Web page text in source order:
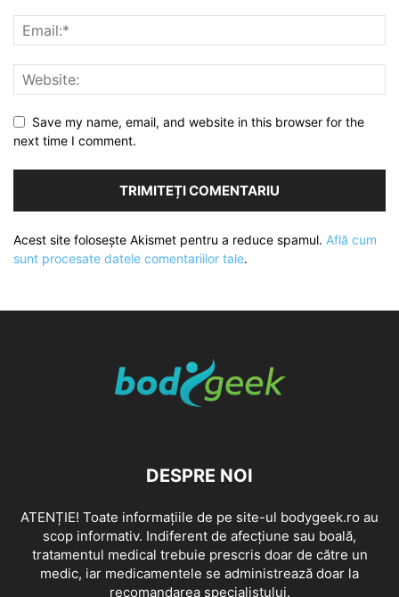
Save my name, email, and website in this browser for the
next time I comment.
Acest site folosește Akismet pentru a reduce spamul. Află cum
sunt procesate datele comentariilor tale.
DESPRE NOI
ATENȚIE! Toate informațiile de pe site-ul bodygeek.ro au
scop informativ. Indiferent de afecțiune sau boală,
tratamentul medical trebuie prescris doar de către un
medic, iar medicamentele se administrează doar la
recomandarea specialistului.